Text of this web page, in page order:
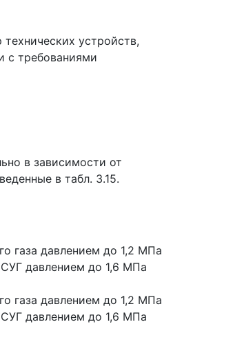
устройств,
с требованиями
в зависимости от
в табл. 3.15.
газа давлением до 1,2 МПа
давлением до 1,6 МПа
газа давлением до 1,2 МПа
давлением до 1,6 МПа